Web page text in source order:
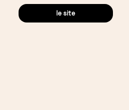
le site